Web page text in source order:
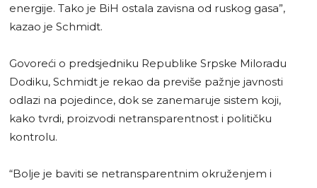
energije. Tako je BiH ostala zavisna od ruskog gasa”,
kazao je Schmidt.
Govoreći o predsjedniku Republike Srpske Miloradu
Dodiku, Schmidt je rekao da previše pažnje javnosti
odlazi na pojedince, dok se zanemaruje sistem koji,
kako tvrdi, proizvodi netransparentnost i političku
kontrolu.
“Bolje je baviti se netransparentnim okruženjem i